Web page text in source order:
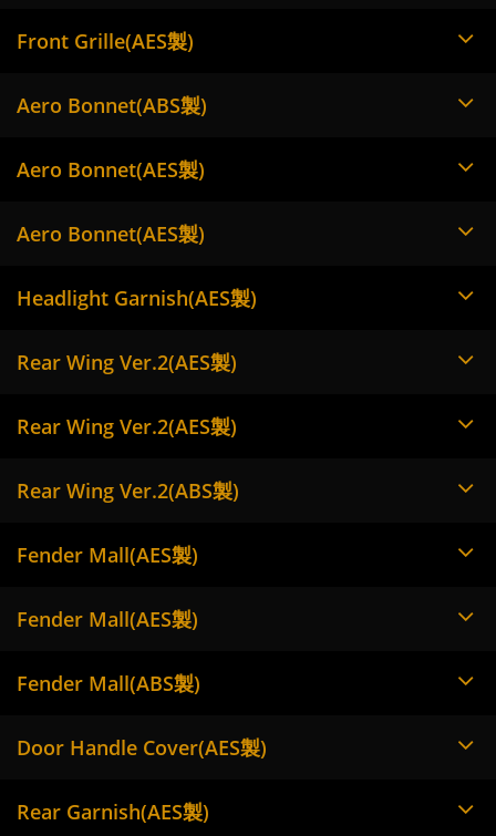
Front Grille(AES製)
Aero Bonnet(ABS製)
Aero Bonnet(AES製)
Aero Bonnet(AES製)
Headlight Garnish(AES製)
Rear Wing Ver.2(AES製)
Rear Wing Ver.2(AES製)
Rear Wing Ver.2(ABS製)
Fender Mall(AES製)
Fender Mall(AES製)
Fender Mall(ABS製)
Door Handle Cover(AES製)
Rear Garnish(AES製)